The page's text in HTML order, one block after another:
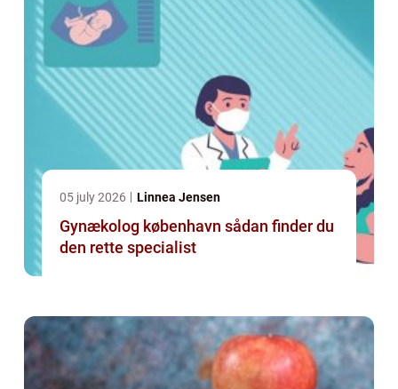
05 july 2026 Linnea Jensen
Gynækolog københavn sådan finder du
den rette specialist